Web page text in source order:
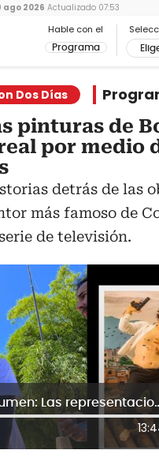
Hable con el
Programa
ago 2026 Actualizado 07:53
Dos Días
pinturas de
por medio
detrás de las
más famoso de
de televisión.
B de Volumen: Las